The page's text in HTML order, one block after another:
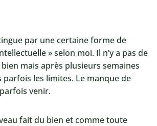
par une certaine forme de
» selon moi. Il n’y a pas de
mais après plusieurs semaines
parfois les limites. Le manque de
venir.
fait du bien et comme toute